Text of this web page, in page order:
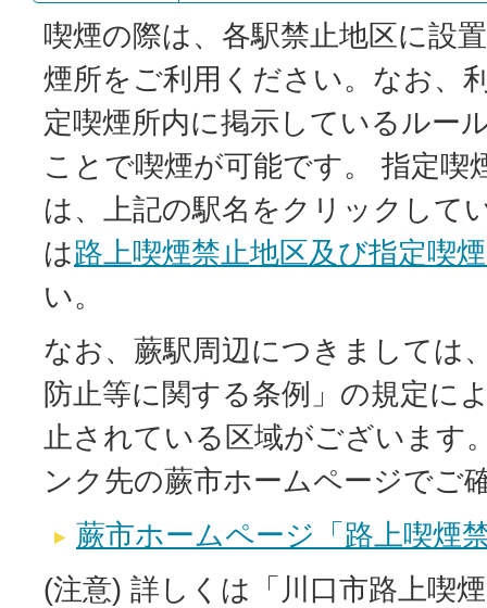
喫煙の際は、各駅禁止地区に設
煙所をご利用ください。なお、
定喫煙所内に掲示しているルー
ことで喫煙が可能です。 指定喫
は、上記の駅名をクリックして
は路上喫煙禁止地区及び指定喫
い。
なお、蕨駅周辺につきましては
防止等に関する条例」の規定に
止されている区域がございます
ンク先の蕨市ホームページでご
蕨市ホームページ「路上喫煙
(注意) 詳しくは「川口市路上喫